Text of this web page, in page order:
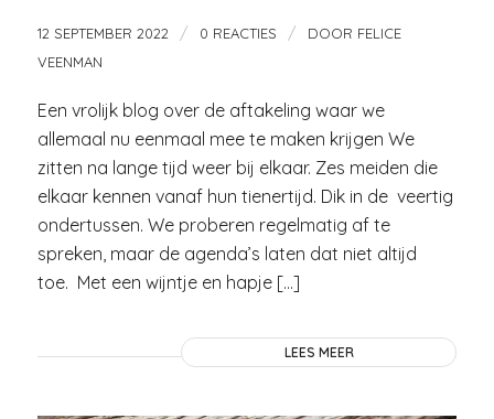
12 SEPTEMBER 2022 / 0 REACTIES / DOOR FELICE
VEENMAN
Een vrolijk blog over de aftakeling waar we
allemaal nu eenmaal mee te maken krijgen We
zitten na lange tijd weer bij elkaar. Zes meiden die
elkaar kennen vanaf hun tienertijd. Dik in de veertig
ondertussen. We proberen regelmatig af te
spreken, maar de agenda’s laten dat niet altijd
toe. Met een wijntje en hapje […]
LEES MEER